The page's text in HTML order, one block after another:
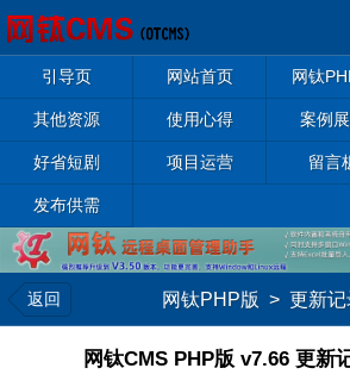
引导页 网站首页 网钛
其他资源 使用心得 案例
好省短剧 项目运营 留言
发布供需
返回 网钛PHP版 > 更新记
网钛CMS PHP版 v7.66 更新